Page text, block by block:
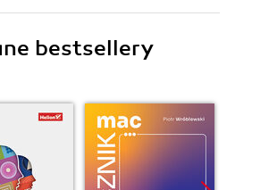
bestsellery